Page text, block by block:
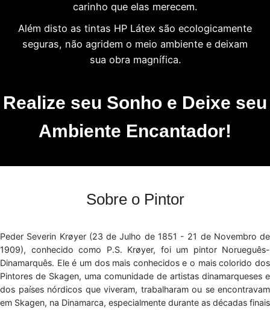
carinho que elas merecem.
Além disto as tintas HP Látex são ecologicamente
seguras, não agridem o meio ambiente e deixam
sua obra magnífica.
Realize seu Sonho e Deixe seu
Ambiente Encantador!
Sobre o Pintor
Peder Severin Krøyer (23 de Julho de 1851 - 21 de Novembro de
1909), conhecido como P.S. Krøyer, foi um pintor Norueguês-
Dinamarquês. Ele é um dos mais conhecidos e o mais colorido dos
Pintores de Skagen, uma comunidade de artistas dinamarqueses e
dos países nórdicos que viveram, trabalharam ou se encontravam
em Skagen, na Dinamarca, especialmente durante as décadas finais